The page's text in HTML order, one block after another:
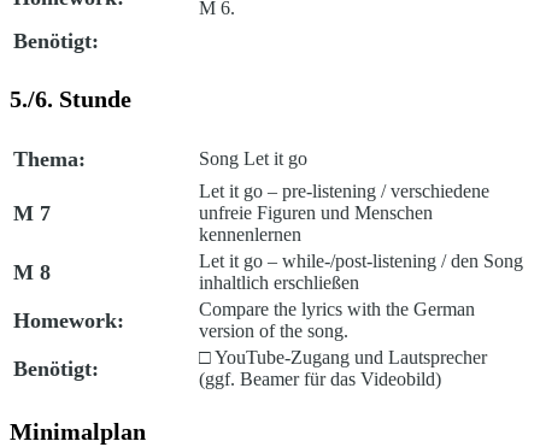
M 6.
Benötigt:
5./6. Stunde
Thema: Song Let it go
M 7
Let it go – pre-listening /verschiedene
unfreie Figuren und Menschen
kennenlernen
M 8 Let it go – while-/post-listening /den Song
inhaltlich erschließen
Homework:
Compare the lyrics with the German
version of the song.
Benötigt: □YouTube-Zugang und Lautsprecher
(ggf. Beamer für das Videobild)
Minimalplan